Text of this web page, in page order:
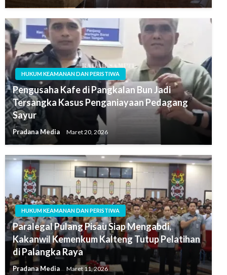
HUKUM KEAMANAN DAN PERISTIWA
Pengusaha Kafe di Pangkalan Bun Jadi
Tersangka Kasus Penganiayaan Pedagang
Sayur
Pradana Media Maret 20, 2026
HUKUM KEAMANAN DAN PERISTIWA
Paralegal Pulang Pisau Siap Mengabdi,
Kakanwil Kemenkum Kalteng Tutup Pelatihan
di Palangka Raya
Pradana Media Maret 11, 2026